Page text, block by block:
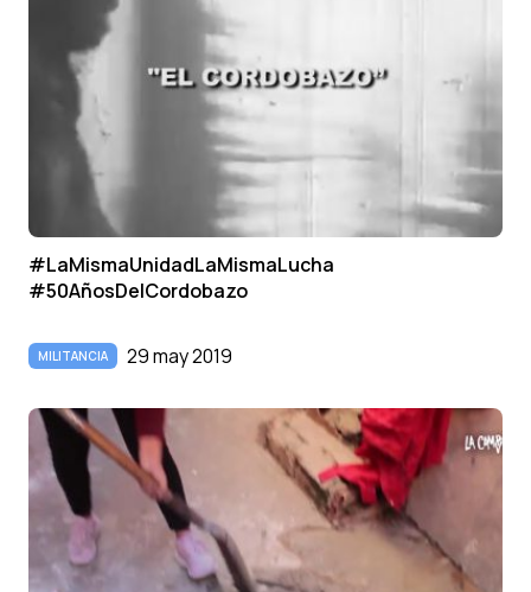
#LaMismaUnidadLaMismaLucha
#50AñosDelCordobazo
MILITANCIA 29 may 2019